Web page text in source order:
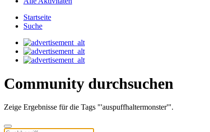
Startseite
Suche
Community durchsuchen
Zeige Ergebnisse für die Tags "'auspuffhaltermonster'".